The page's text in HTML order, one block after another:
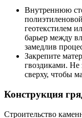
Внутреннюю
геотекстилем
барьер между
замедлив
Закрепите
гвоздиками. Не
сверху, чтобы
Конструкция
Строительство